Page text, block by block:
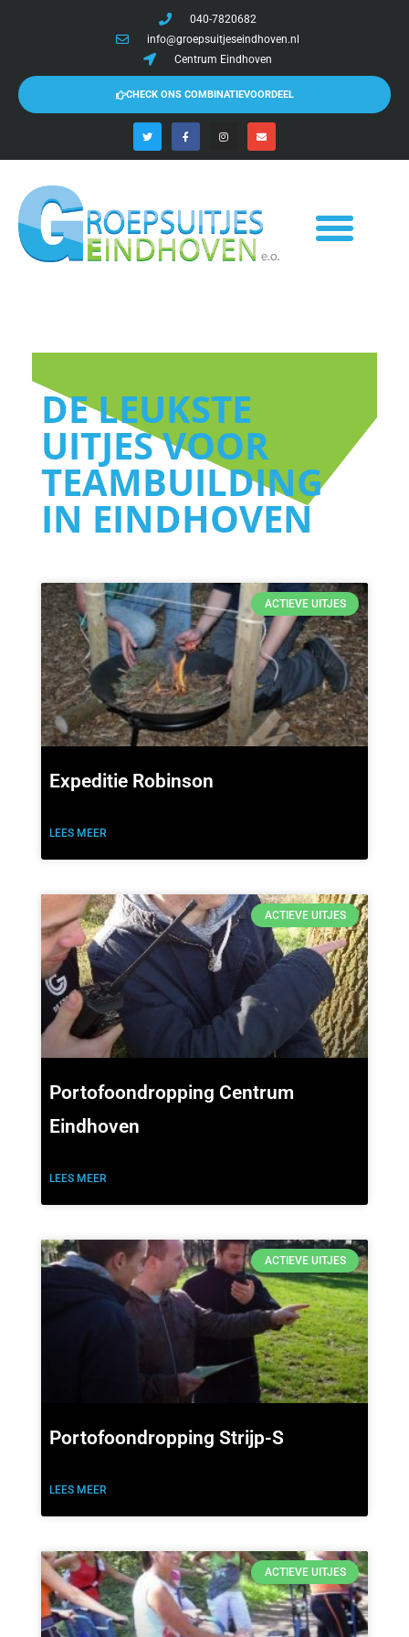
040-7820682
info@groepsuitjeseindhoven.nl
Centrum Eindhoven
CHECK ONS COMBINATIEVOORDEEL
DE LEUKSTE
UITJES VOOR
TEAMBUILDING
IN EINDHOVEN
ACTIEVE UITJES
Expeditie Robinson
LEES MEER
ACTIEVE UITJES
Portofoondropping Centrum
Eindhoven
LEES MEER
ACTIEVE UITJES
Portofoondropping Strijp-S
LEES MEER
ACTIEVE UITJES